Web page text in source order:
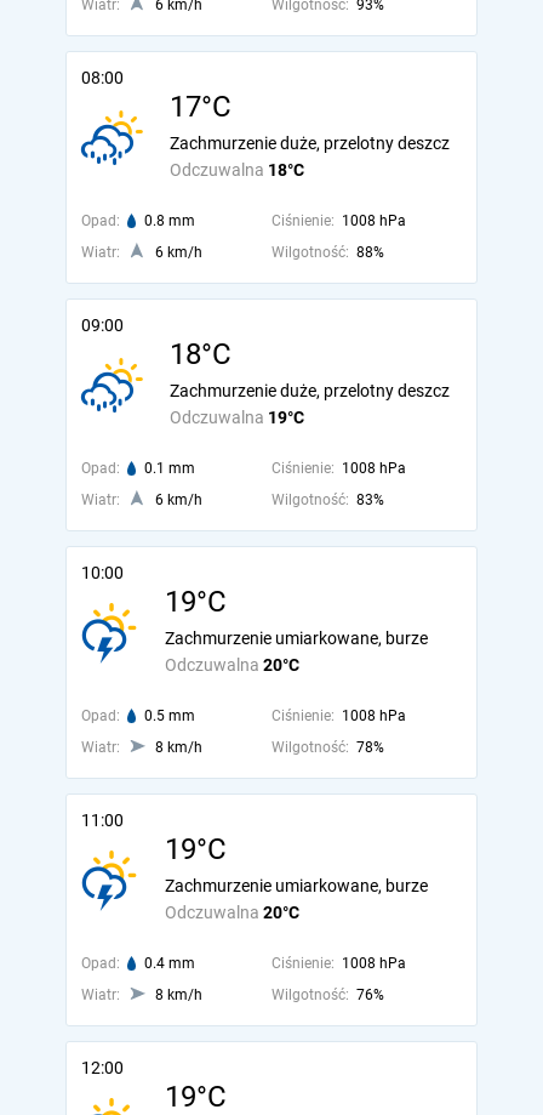
Wiatr: 6 km/h Wilgotność: 93%
08:00
17°C
Odczuwalna 18°C
Zachmurzenie duże, przelotny deszcz
Opad: 0.8 mm Ciśnienie: 1008 hPa
Wiatr:
6 km/h Wilgotność: 88%
09:00
18°C
Odczuwalna 19°C
Zachmurzenie duże, przelotny deszcz
Opad: 0.1 mm Ciśnienie: 1008 hPa
Wiatr:
6 km/h Wilgotność: 83%
10:00
19°C
Odczuwalna 20°C
Zachmurzenie umiarkowane, burze
Opad: 0.5 mm Ciśnienie: 1008 hPa
Wiatr:
8 km/h Wilgotność: 78%
11:00
19°C
Odczuwalna 20°C
Zachmurzenie umiarkowane, burze
Opad: 0.4 mm Ciśnienie: 1008 hPa
Wiatr:
8 km/h Wilgotność: 76%
12:00
19°C